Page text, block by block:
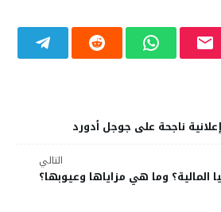
ناجحة على جوجل أدورد
التالي
المالية؟ وما هي مزاياها وعيوبها؟